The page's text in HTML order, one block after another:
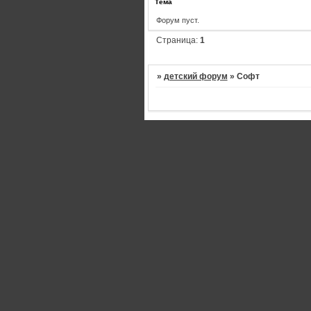
Тема
Форум пуст.
Страница: 1
» детский форум » Софт